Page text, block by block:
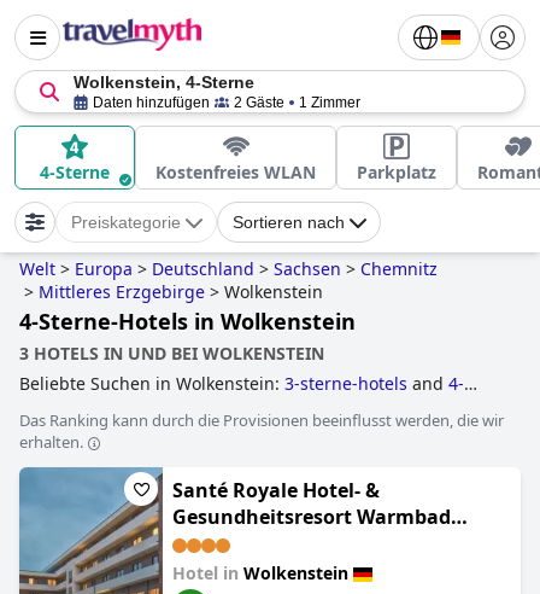
Wolkenstein, 4-Sterne
Daten hinzufügen 2 Gäste 1 Zimmer
4-Sterne Kostenfreies WLAN Parkplatz
Preiskategorie Sortieren nach
Welt > Europa > Deutschland > Sachsen > Chemnitz
> Mittleres Erzgebirge > Wolkenstein
4-Sterne-Hotels in Wolkenstein
3 HOTELS IN UND BEI WOLKENSTEIN
Beliebte Suchen in Wolkenstein: 3-sterne-hotels and 4-
Das Ranking kann durch die Provisionen beeinflusst werden, die wir
erhalten.
Santé Royale Hotel- &
Gesundheitsresort Warmbad
Wolkenstein
Hotel in Wolkenstein